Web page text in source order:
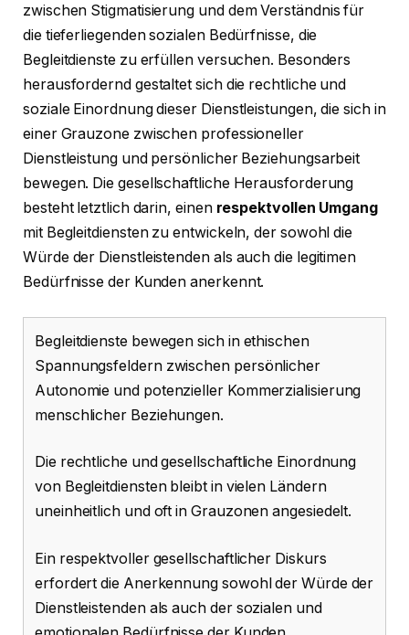
zwischen Stigmatisierung und dem Verständnis für
die tieferliegenden sozialen Bedürfnisse, die
Begleitdienste zu erfüllen versuchen. Besonders
herausfordernd gestaltet sich die rechtliche und
soziale Einordnung dieser Dienstleistungen, die sich in
einer Grauzone zwischen professioneller
Dienstleistung und persönlicher Beziehungsarbeit
bewegen. Die gesellschaftliche Herausforderung
besteht letztlich darin, einen respektvollen Umgang
mit Begleitdiensten zu entwickeln, der sowohl die
Würde der Dienstleistenden als auch die legitimen
Bedürfnisse der Kunden anerkennt.
Begleitdienste bewegen sich in ethischen
Spannungsfeldern zwischen persönlicher
Autonomie und potenzieller Kommerzialisierung
menschlicher Beziehungen.
Die rechtliche und gesellschaftliche Einordnung
von Begleitdiensten bleibt in vielen Ländern
uneinheitlich und oft in Grauzonen angesiedelt.
Ein respektvoller gesellschaftlicher Diskurs
erfordert die Anerkennung sowohl der Würde der
Dienstleistenden als auch der sozialen und